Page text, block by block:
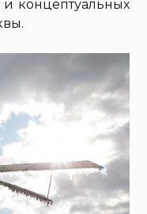
концептуальных